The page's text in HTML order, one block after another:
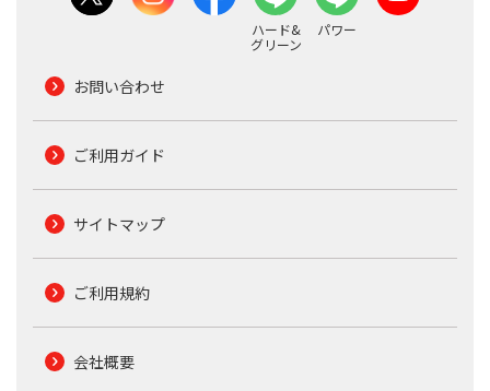
ハード&
グリーン
パワー
お問い合わせ
ご利用ガイド
サイトマップ
ご利用規約
会社概要